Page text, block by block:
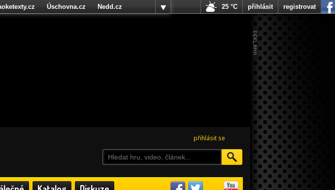
přihlásit se
Úschovna.cz
Nedd.cz
25 °C přihlásit registrovat